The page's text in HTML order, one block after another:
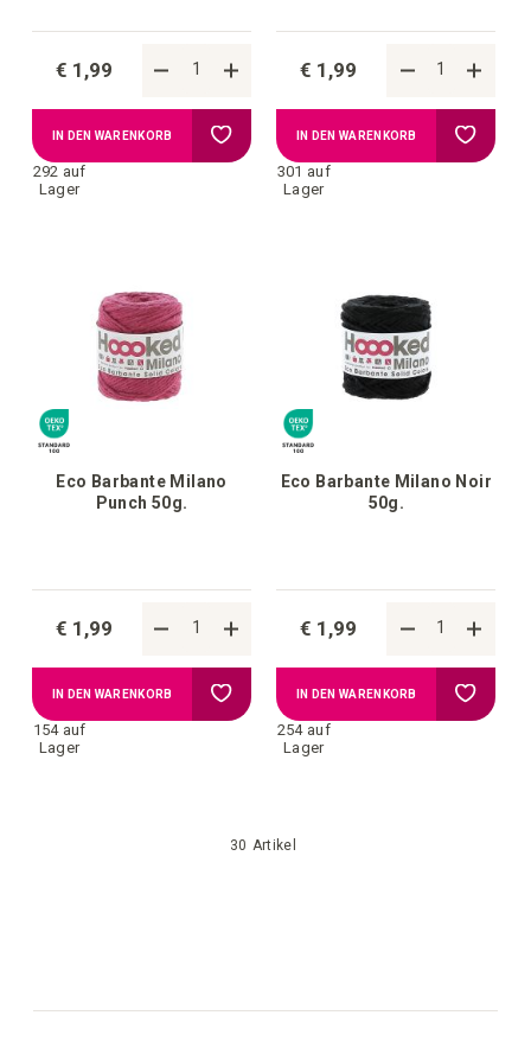
€ 1,99
292 auf
Lager
IN DEN WARENKORB Zur
Wunschliste
€ 1,99
301 auf
Lager
IN DEN WARENKORB Zur
Eco Barbante Milano
Punch 50g.
€ 1,99
154 auf
Lager
IN DEN WARENKORB Zur
Wunschliste
Eco Barbante Milano Noir
50g.
€ 1,99
254 auf
Lager
IN DEN WARENKORB Zur
30 Artikel